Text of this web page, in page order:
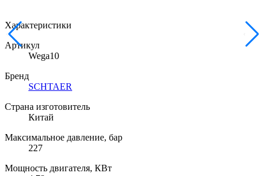
Характеристики
Артикул
Wega10
Бренд
SCHTAER
Страна изготовитель
Китай
Максимальное давление, бар
227
Мощность двигателя, КВт